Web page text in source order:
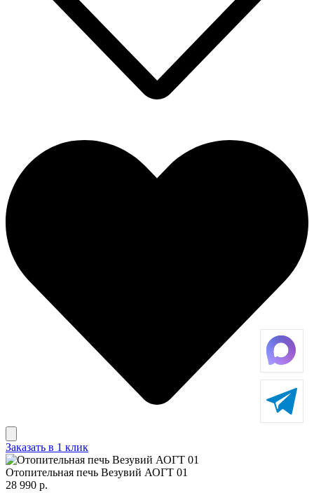
Заказать в 1 клик
Отопительная печь Везувий АОГТ 01
28 990 р.